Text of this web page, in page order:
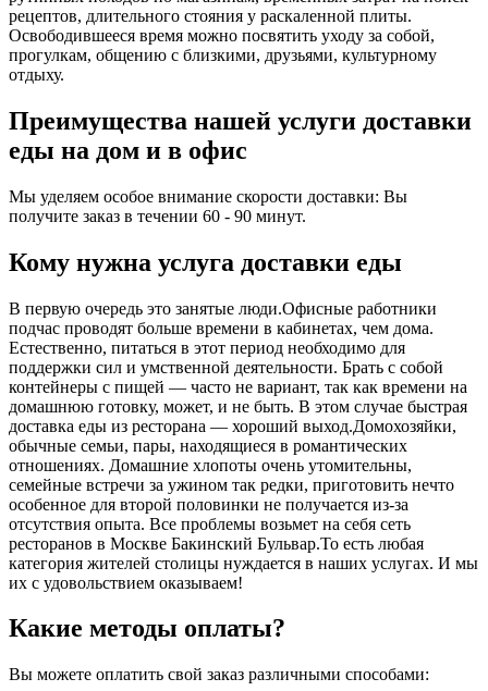
рецептов, длительного стояния у раскаленной плиты.
Освободившееся время можно посвятить уходу за собой,
прогулкам, общению с близкими, друзьями, культурному
отдыху.
Преимущества нашей услуги доставки
еды на дом и в офис
Мы уделяем особое внимание скорости доставки: Вы
получите заказ в течении 60 - 90 минут.
Кому нужна услуга доставки еды
В первую очередь это занятые люди.Офисные работники
подчас проводят больше времени в кабинетах, чем дома.
Естественно, питаться в этот период необходимо для
поддержки сил и умственной деятельности. Брать с собой
контейнеры с пищей ― часто не вариант, так как времени на
домашнюю готовку, может, и не быть. В этом случае быстрая
доставка еды из ресторана ― хороший выход.Домохозяйки,
обычные семьи, пары, находящиеся в романтических
отношениях. Домашние хлопоты очень утомительны,
семейные встречи за ужином так редки, приготовить нечто
особенное для второй половинки не получается из-за
отсутствия опыта. Все проблемы возьмет на себя сеть
ресторанов в Москве Бакинский Бульвар.То есть любая
категория жителей столицы нуждается в наших услугах. И мы
их с удовольствием оказываем!
Какие методы оплаты?
Вы можете оплатить свой заказ различными способами: